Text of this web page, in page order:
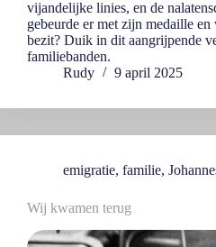
vijandelijke linies, en de
gebeurde er met zijn medaille
bezit? Duik in dit aangrijpende
familiebanden.
Rudy
9 april 2025
emigratie, familie,
Wij kwamen terug